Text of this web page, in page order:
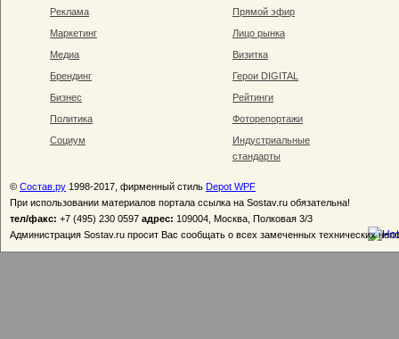
Реклама
Маркетинг
Медиа
Брендинг
Бизнес
Политика
Социум
Прямой эфир
Лицо рынка
Визитка
Герои DIGITAL
Рейтинги
Фоторепортажи
Индустриальные
стандарты
© Состав.ру 1998-2017, фирменный стиль Depot WPF
При использовании материалов портала ссылка на Sostav.ru обязательна!
тел/факс: +7 (495) 230 0597 адрес: 109004, Москва, Полковая 3/3
Администрация Sostav.ru просит Вас сообщать о всех замеченных технических